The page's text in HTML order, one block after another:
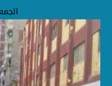
الجمعة 07 أغسطس